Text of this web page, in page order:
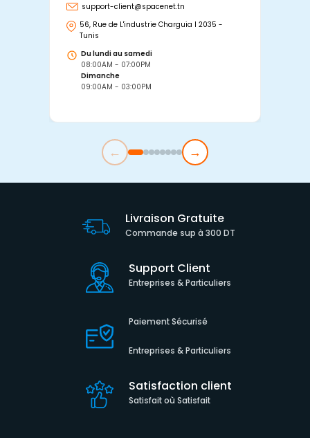
support-client@spacenet.tn
56, Rue de L'industrie Charguia I 2035 -
Tunis
Du lundi au samedi
08:00AM - 07:00PM
Dimanche
09:00AM - 03:00PM
← →
Livraison Gratuite
Commande sup à 300 DT
Support Client
Entreprises & Particuliers
Paiement Sécurisé
Entreprises & Particuliers
Satisfaction client
Satisfait où Satisfait